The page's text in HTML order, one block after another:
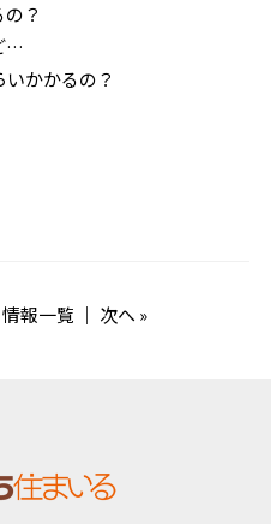
？
…
かかるの？
報一覧 ｜ 次へ »